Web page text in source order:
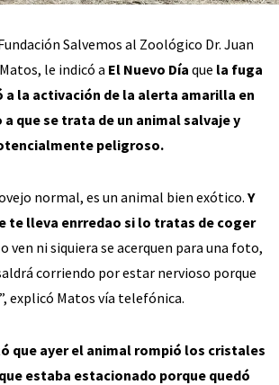
Salvemos al Zoológico Dr. Juan
le indicó a El Nuevo Día que la fuga
a la activación de la alerta amarilla en
que se trata de un animal salvaje y
peligroso.
normal, es un animal bien exótico. Y
te lleva enrredao si lo tratas de coger
ven ni siquiera se acerquen para una foto,
corriendo por estar nervioso porque
explicó Matos vía telefónica.
que ayer el animal rompió los cristales
estaba estacionado porque quedó